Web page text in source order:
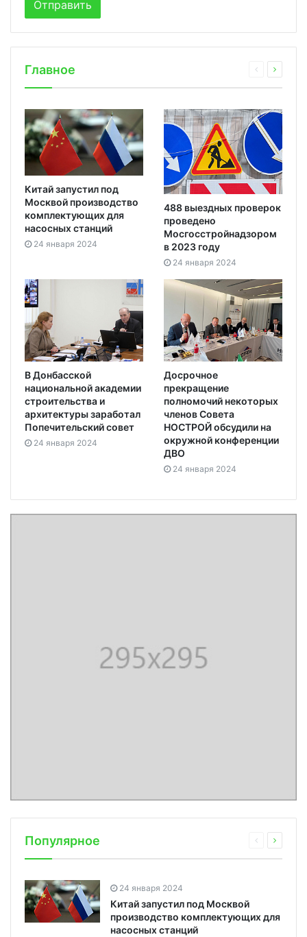
Главное
Китай запустил под
Москвой производство
комплектующих для
насосных станций
24 января 2024
488 выездных проверок
проведено
Мосгосстройнадзором
в 2023 году
24 января 2024
В Донбасской
национальной академии
строительства и
архитектуры заработал
Попечительский совет
24 января 2024
Досрочное
прекращение
полномочий некоторых
членов Совета
НОСТРОЙ обсудили на
окружной конференции
ДВО
24 января 2024
Популярное
24 января 2024
Китай запустил под Москвой
производство комплектующих для
насосных станций